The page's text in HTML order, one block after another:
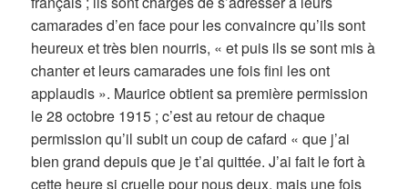
camarades d’en face pour les convaincre qu’ils sont
heureux et très bien nourris, « et puis ils se sont mis à
chanter et leurs camarades une fois fini les ont
applaudis ». Maurice obtient sa première permission
le 28 octobre 1915 ; c’est au retour de chaque
permission qu’il subit un coup de cafard « que j’ai
bien grand depuis que je t’ai quittée. J’ai fait le fort à
cette heure si cruelle pour nous deux, mais une fois